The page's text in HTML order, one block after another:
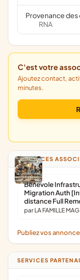
Provenance
RNA
C'est votre
Ajoutez contact, activités, photos et annonces. Gratuit, en 5
minutes.
ANNONCES
Bénévole
Migration Auth
distance Full
par LA FAMILLE
Publiez vos
SERVICES